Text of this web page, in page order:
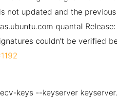
not updated and the
quantal Release:
couldn't be verified
keys --keyserver